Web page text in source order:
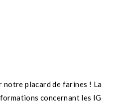
notre placard de farines ! La
concernant les IG